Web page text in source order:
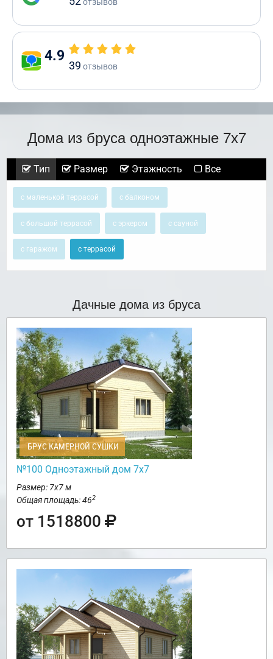
4.9
39 отзывов
Дома из бруса одноэтажные 7х7
Тип Размер Этажность Все
с маленькой террасой с балконом
с большой террасой с эркером с сауной
с гаражом с террасой
Дачные дома из бруса
БРУС КАМЕРНОЙ СУШКИ
№100 Одноэтажный дом 7х7
Размер: 7х7 м
Общая площадь: 462
от 1518800